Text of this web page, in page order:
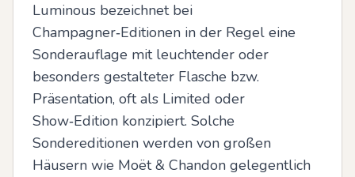
Luminous bezeichnet bei
Champagner‑Editionen in der Regel eine
Sonderauflage mit leuchtender oder
besonders gestalteter Flasche bzw.
Präsentation, oft als Limited oder
Show‑Edition konzipiert. Solche
Sondereditionen werden von großen
Häusern wie Moët & Chandon gelegentlich